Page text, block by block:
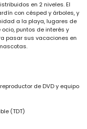
en 2 niveles. El
con césped y árboles, y
a la playa, lugares de
puntos de interés y
pasar sus vacaciones en
de DVD y equipo
(TDT)